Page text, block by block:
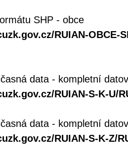
SHP - obce
RUIAN-OBCE-
data - kompletní
RUIAN-S-K-U/
data - kompletní
RUIAN-S-K-Z/